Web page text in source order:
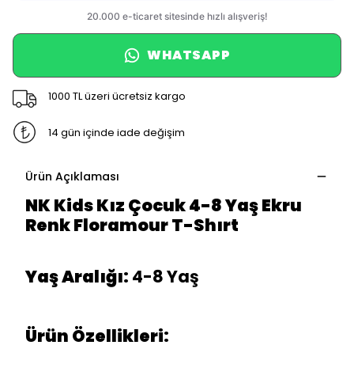
WHATSAPP
1000 TL üzeri ücretsiz kargo
14 gün içinde iade değişim
Ürün Açıklaması
NK Kids Kız Çocuk 4-8 Yaş Ekru
Renk Floramour T-Shırt
Yaş Aralığı: 4-8 Yaş
Ürün Özellikleri: